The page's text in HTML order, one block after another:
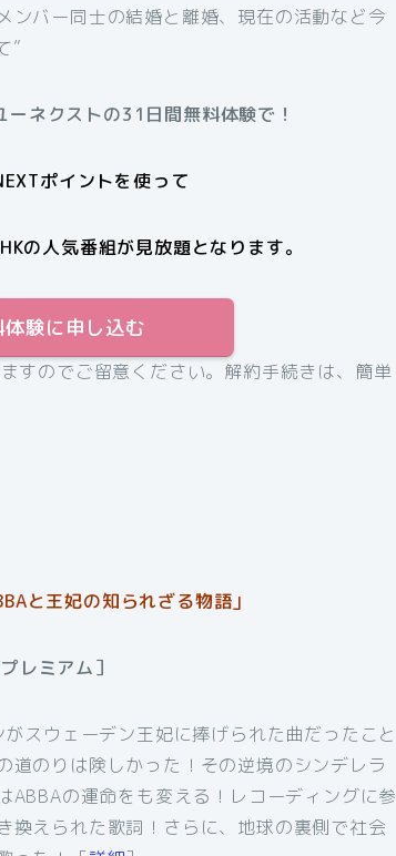
ンバー同士の結婚と離婚、現在の活動など今
”
ーネクストの31日間無料体験で！
ポイントを使って
の人気番組が見放題となります。
験に申し込む
すのでご留意ください。解約手続きは、簡単
と王妃の知られざる物語」
ミアム］
スウェーデン王妃に捧げられた曲だったこと
のりは険しかった！その逆境のシンデレラ
の運命をも変える！レコーディングに参
換えられた歌詞！さらに、地球の裏側で社会